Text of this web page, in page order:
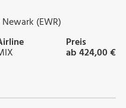
(EWR)
Preis
ab 424,00 €